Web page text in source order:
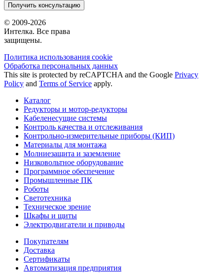
Получить консультацию
© 2009-2026
Интелка. Все права
защищены.
Политика использования сookie
Обработка персональных данных
This site is protected by reCAPTCHA and the Google Privacy
Policy and Terms of Service apply.
Каталог
Редукторы и мотор-редукторы
Кабеленесущие системы
Контроль качества и отслеживания
Контрольно-измерительные приборы (КИП)
Материалы для монтажа
Молниезащита и заземление
Низковольтное оборудование
Программное обеспечение
Промышленные ПК
Роботы
Светотехника
Техническое зрение
Шкафы и щиты
Электродвигатели и приводы
Покупателям
Доставка
Сертификаты
Автоматизация предприятия